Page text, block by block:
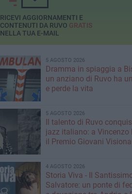
RICEVI AGGIORNAMENTI E
CONTENUTI DA RUVO GRATIS
NELLA TUA E-MAIL
5 AGOSTO 2026
Dramma in spiaggia a
un anziano di Ruvo ha
e perde la vita
5 AGOSTO 2026
Il talento di Ruvo
jazz italiano: a Vincenzo
il Premio Giovani
4 AGOSTO 2026
Storia Viva - Il
Salvatore: un ponte di